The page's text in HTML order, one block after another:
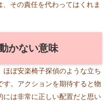
その責任を代わってはくれま
かない意味
ほぼ安楽椅子探偵のような立ち
。アクションを期待すると物
には非常に正しい配置だと思い